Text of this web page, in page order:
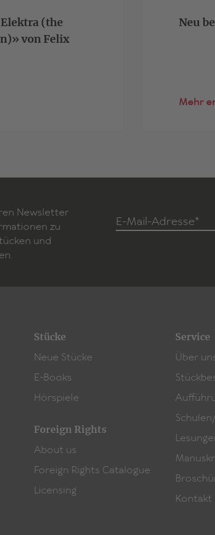
(the
von Felix
Neu
Mehr
Newsletter
zu
und
E-Mail-Adresse*
Stücke
Neue Stücke
E-Books
Hörspiele
Foreign Rights
About us
Foreign Rights Catalogue
Licensing
Service
Über
Kontakt